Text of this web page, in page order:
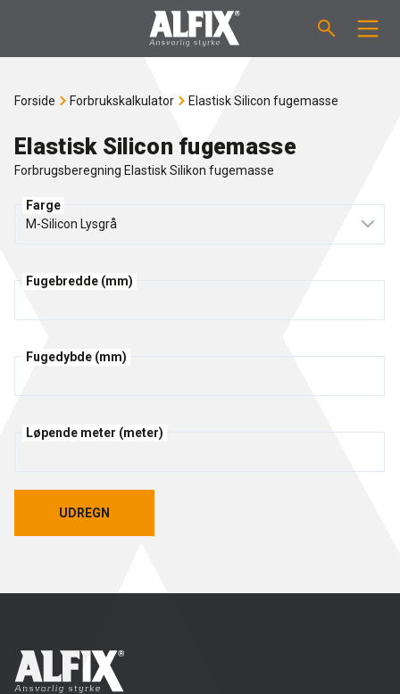
Sparkelmasse "Mix"
Våtromsmembraner
Flislim "Fix"
Rense- pleiemidler
VEILEDNINGER
OM ALFIX
Om Alfix
Kurs for proff'en
Historien Bag
Last ned
NYHETER
Tekniske spørgsmål
Forhandlere
DK
SE
EN
Forside Forbrukskalkulator Elastisk Silicon fugemasse
Elastisk Silicon fugemasse
Forbrugsberegning Elastisk Silikon fugemasse
Farge
Fugebredde (mm)
Fugedybde (mm)
Løpende meter (meter)
UDREGN
UDREGN